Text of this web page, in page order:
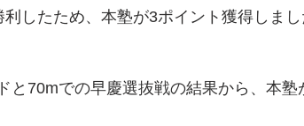
したため、本塾が3ポイント獲得しまし
と70mでの早慶選抜戦の結果から、本